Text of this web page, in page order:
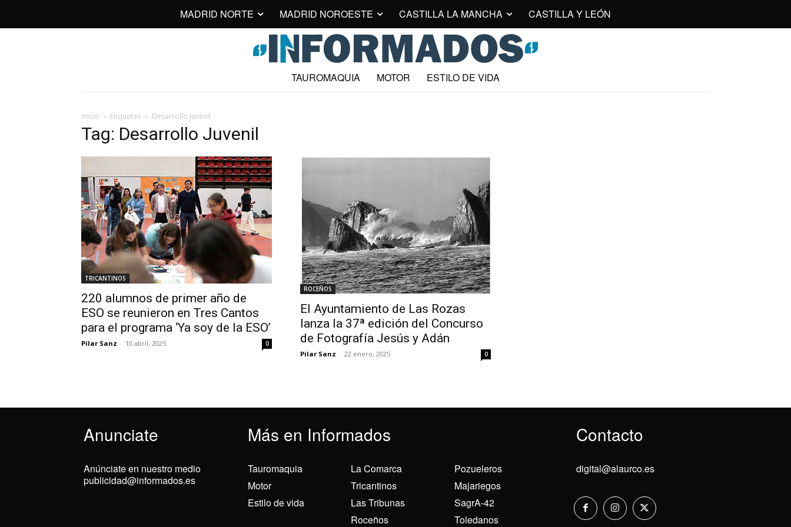
MADRID NORTE MADRID NOROESTE CASTILLA LA MANCHA CASTILLA Y LEÓN
TAUROMAQUIA MOTOR ESTILO DE VIDA
Inicio Etiquetas Desarrollo Juvenil
Tag: Desarrollo Juvenil
TRICANTINOS
220 alumnos de primer año de
ESO se reunieron en Tres Cantos
para el programa ‘Ya soy de la ESO’
Pilar Sanz - 10 abril, 2025 0
ROCEÑOS
El Ayuntamiento de Las Rozas
lanza la 37ª edición del Concurso
de Fotografía Jesús y Adán
Pilar Sanz - 22 enero, 2025 0
Anunciate Más en Informados Contacto
Anúnciate en nuestro medio
publicidad@informados.es
Tauromaquia
Motor
Estilo de vida
La Comarca
Tricantinos
Las Tribunas
Roceños
Pozueleros
Majariegos
SagrA-42
Toledanos
digital@alaurco.es